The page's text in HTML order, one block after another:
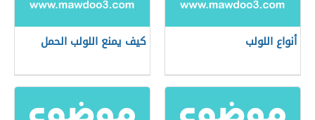
أنواع اللولب كيف يمنع اللولب الحمل